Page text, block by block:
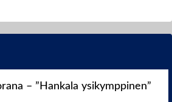
– ”Hankala ysikymppinen”